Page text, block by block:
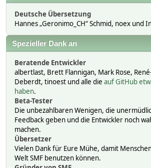
Deutsche Übersetzung
Hannes „Geronimo_CH“ Schmid, noex und
Spezieller Dank an
Beratende Entwickler
albertlast, Brett Flannigan, Mark Rose,
Deberdt, tinoest und alle die auf GitHub
haben.
Beta-Tester
Die unbezahlbaren Wenigen, die
Feedback geben und die Entwickler noch
machen.
Übersetzer
Vielen Dank für Eure Mühe, damit
Welt SMF benutzen können.